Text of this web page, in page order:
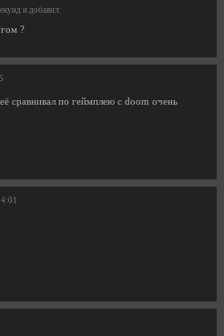
и добавил:
?
сравнивал по геймплею с doom очень